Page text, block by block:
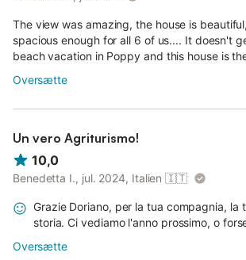
The view was amazing, the house is
spacious enough for all 6 of us.... It doesn't
beach vacation in Poppy and this house is
Oversætte
Un vero Agriturismo!
10,0
Benedetta I., jul. 2024, Italien 🇮🇹
Grazie Doriano, per la tua compagnia, la
storia. Ci vediamo l'anno prossimo, o
Oversætte